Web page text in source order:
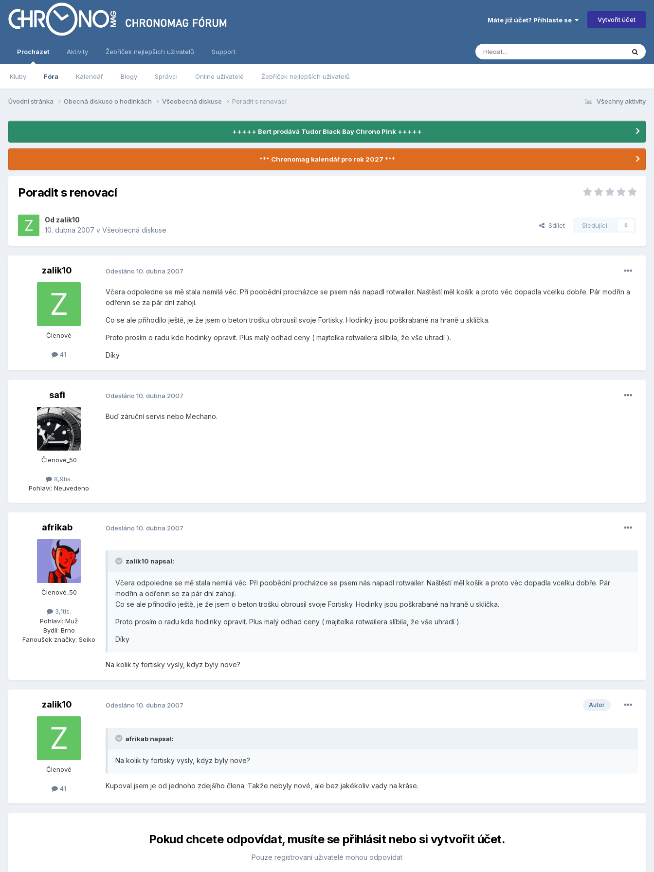
Máte již účet? Přihlaste se Vytvořit účet
Procházet
Kluby Fóra Kalendář Blogy Správci Online uživatelé Žebříček nejlepších uživatelů
Aktivity Žebříček nejlepších uživatelů Support
Všechny aktivity
Úvodní stránka Obecná diskuse o hodinkách Všeobecná diskuse Poradit s renovací
+++++ Bert prodává Tudor Black Bay Chrono Pink +++++
*** Chronomag kalendář pro rok 2027 ***
Poradit s renovací
Od zalik10
10. dubna 2007 v Všeobecná diskuse
Sdílet Sledující 0
zalik10
Členové
41
Odesláno 10. dubna 2007
Včera odpoledne se mě stala nemilá věc. Při poobědní procházce se psem nás napadl rotwailer. Naštěstí měl košík a proto věc dopadla vcelku dobře. Pár modřin a
odřenin se za pár dní zahojí.
Co se ale přihodilo ještě, je že jsem o beton trošku obrousil svoje Fortisky. Hodinky jsou poškrabané na hraně u sklíčka.
Proto prosím o radu kde hodinky opravit. Plus malý odhad ceny ( majitelka rotwailera slíbila, že vše uhradí ).
Díky
safi
Členové_50
8,9tis.
Pohlaví: Neuvedeno
Odesláno 10. dubna 2007
Buď záruční servis nebo Mechano.
afrikab
Členové_50
3,1tis.
Pohlaví: Muž
Bydlí: Brno
Fanoušek značky: Seiko
Odesláno 10. dubna 2007
zalik10 napsal:
Včera odpoledne se mě stala nemilá věc. Při poobědní procházce se psem nás napadl rotwailer. Naštěstí měl košík a proto věc dopadla vcelku dobře. Pár
modřin a odřenin se za pár dní zahojí.
Co se ale přihodilo ještě, je že jsem o beton trošku obrousil svoje Fortisky. Hodinky jsou poškrabané na hraně u sklíčka.
Proto prosím o radu kde hodinky opravit. Plus malý odhad ceny ( majitelka rotwailera slíbila, že vše uhradí ).
Díky
Na kolik ty fortisky vysly, kdyz byly nove?
zalik10
Členové
41
Autor
Odesláno 10. dubna 2007
afrikab napsal:
Na kolik ty fortisky vysly, kdyz byly nove?
Kupoval jsem je od jednoho zdejšího člena. Takže nebyly nové, ale bez jakékoliv vady na kráse.
Pokud chcete odpovídat, musíte se přihlásit nebo si vytvořit účet.
Pouze registrovaní uživatelé mohou odpovídat